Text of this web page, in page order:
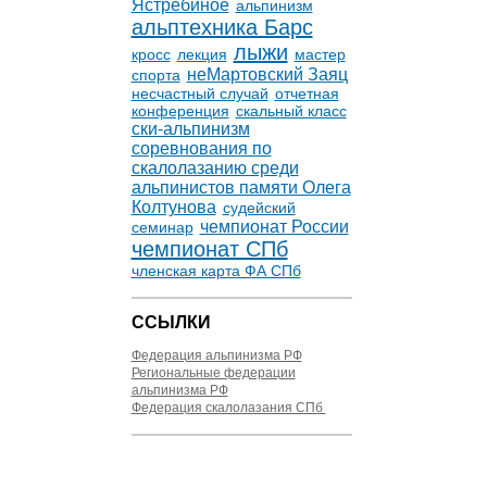
Ястребиное альпинизм
альптехника Барс
кросс лекция лыжи мастер
спорта неМартовский Заяц
несчастный случай отчетная
конференция скальный класс
ски-альпинизм
соревнования по
скалолазанию среди
альпинистов памяти Олега
Колтунова судейский
семинар чемпионат России
чемпионат СПб
членская карта ФА СПб
ССЫЛКИ
Федерация альпинизма РФ
Региональные федерации
альпинизма РФ
Федерация скалолазания СПб